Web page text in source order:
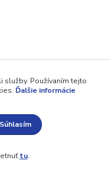
služby. Používaním tejto
Ďalšie informácie
Súhlasím
tu.